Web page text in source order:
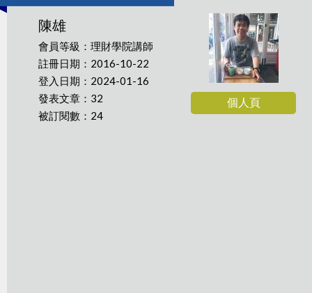
陳雄
會員等級：理財學院講師
註冊日期：2016-10-22
登入日期：2024-01-16
發表文章：32
被訂閱數：24
個人頁